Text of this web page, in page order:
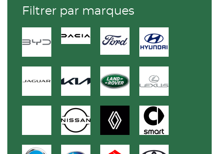
Filtrer par marques